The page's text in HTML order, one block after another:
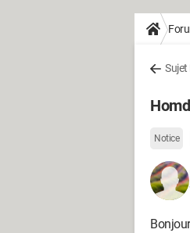
Sujet
Notice